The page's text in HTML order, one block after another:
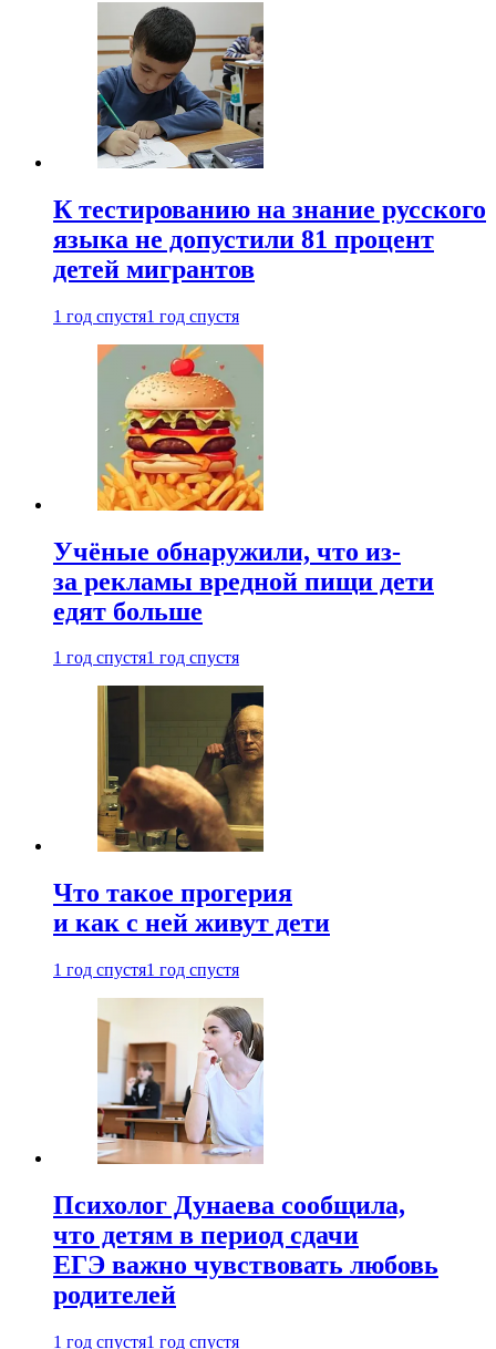
К тестированию на знание русского
языка не допустили 81 процент
детей мигрантов
1 год спустя1 год спустя
Учёные обнаружили, что из-
за рекламы вредной пищи дети
едят больше
1 год спустя1 год спустя
Что такое прогерия
и как с ней живут дети
1 год спустя1 год спустя
Психолог Дунаева сообщила,
что детям в период сдачи
ЕГЭ важно чувствовать любовь
родителей
1 год спустя1 год спустя